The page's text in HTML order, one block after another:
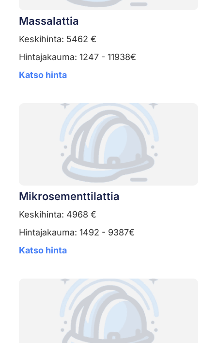
Massalattia
Keskihinta: 5462 €
Hintajakauma: 1247 - 11938€
Katso hinta
Mikrosementtilattia
Keskihinta: 4968 €
Hintajakauma: 1492 - 9387€
Katso hinta